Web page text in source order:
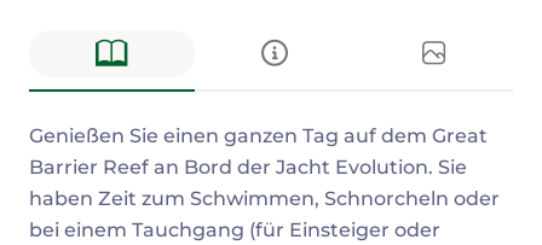
Beschreibung
Genießen Sie einen ganzen Tag auf dem Great
Barrier Reef an Bord der Jacht Evolution. Sie
haben Zeit zum Schwimmen, Schnorcheln oder
bei einem Tauchgang (für Einsteiger oder